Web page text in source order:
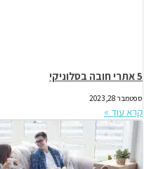
5 אתרי חובה בסלוניקי
ספטמבר 28, 2023
קרא עוד »